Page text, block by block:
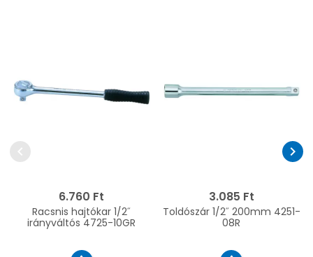
6.760 Ft
Racsnis hajtókar 1/2˝
irányváltós 4725-10GR
3.085 Ft
Toldószár 1/2˝ 200mm 4251-
08R
chevron_left chevron_right